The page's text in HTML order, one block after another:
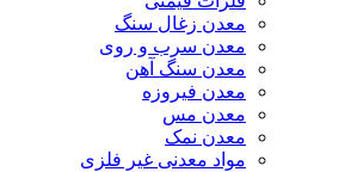
معدن زغال سنگ
معدن سرب و روی
معدن سنگ آهن
معدن فیروزه
معدن مس
معدن نمک
مواد معدنی غیر فلزی